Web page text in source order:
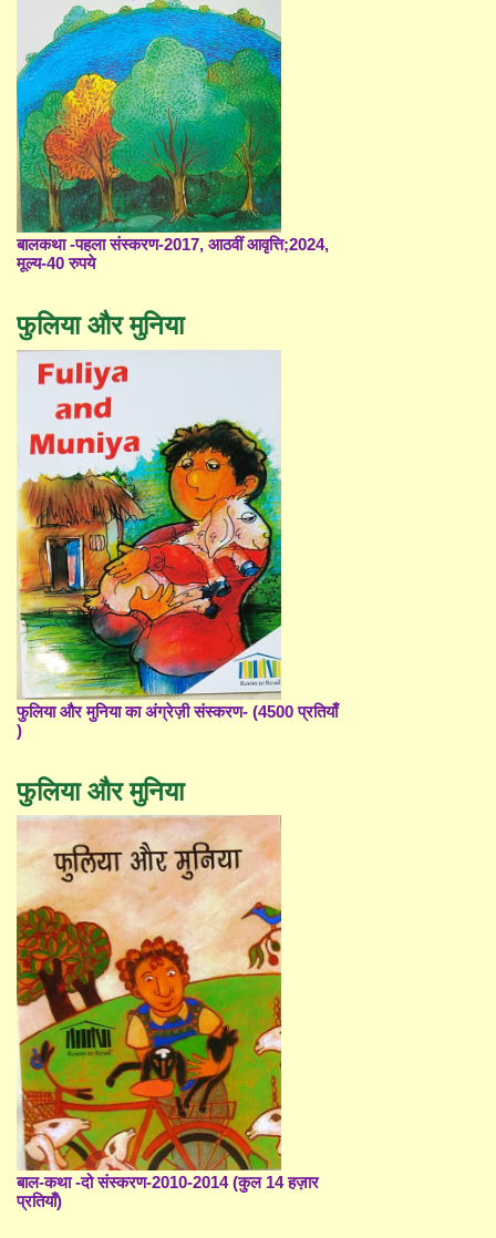
बालकथा -पहला संस्करण-2017, आठवीं आवृत्ति;2024,
मूल्य-40 रुपये
फुलिया और मुनिया
फुलिया और मुनिया का अंग्रेज़ी संस्करण- (4500 प्रतियाँ
)
फुलिया और मुनिया
बाल-कथा -दो संस्करण-2010-2014 (कुल 14 हज़ार
प्रतियाँ)